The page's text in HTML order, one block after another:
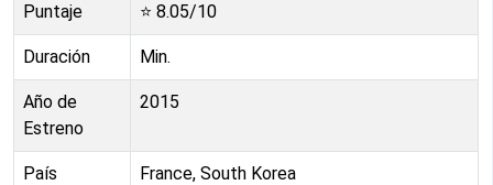
Puntaje ⭐ 8.05/10
Duración Min.
Año de
Estreno
2015
País France, South Korea